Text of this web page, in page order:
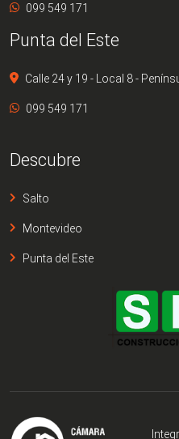
099 549 171
Punta del Este
Calle 24 y 19 - Local 8 -
099 549 171
Descubre
Salto
Montevideo
Punta del Este